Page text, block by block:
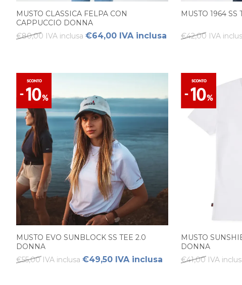
MUSTO CLASSICA FELPA CON
CAPPUCCIO DONNA
€80,00 IVA inclusa €64,00 IVA inclusa
MUSTO 1964
€42,00 IVA
MUSTO EVO SUNBLOCK SS TEE 2.0
DONNA
€55,00 IVA inclusa €49,50 IVA inclusa
MUSTO
DONNA
€41,00 IVA